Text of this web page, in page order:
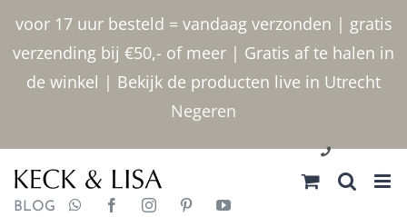
voor 17 uur besteld = vandaag verzonden | gratis
verzending bij €50,- of meer | Gratis af te halen in
de winkel | Bekijk de producten live in Utrecht
Negeren
inhoud
030 2400000
BLOG